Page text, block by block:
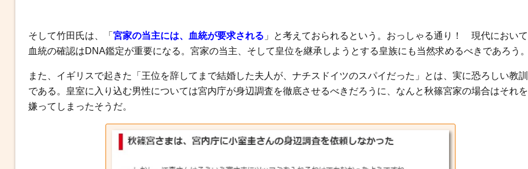
そして竹田氏は、「 宮家の当主には、血統が要求される 」と考えておられるという。おっしゃる通り！ 現代において
血統の確認はDNA鑑定が重要になる。宮家の当主、そして皇位を継承しようとする皇族にも当然求めるべきであろう
また、イギリスで起きた「王位を辞してまで結婚した夫人が、ナチスドイツのスパイだった」とは、実に恐ろしい教訓
である。皇室に入り込む男性については宮内庁が身辺調査を徹底させるべきだろうに、なんと秋篠宮家の場合はそれを
嫌ってしまったそうだ。